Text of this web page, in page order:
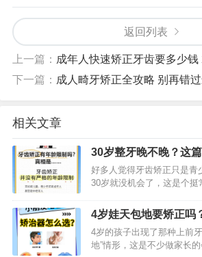
返回列表
上一篇： 成年人快速矫正牙齿要多少
下一篇： 成人畸牙矫正全攻略 别再错
相关文章
30岁整牙晚不晚？这
真相与时间
好多人觉得牙齿矫正只是青
30岁就没机会了，这是个
已经定型了，可牙齿一辈子
牙齿矫正，不但完全行…
4岁娃天包地要矫正吗
再决定
4岁的孩子出现了那种上前
地”情形，这是不少做家长